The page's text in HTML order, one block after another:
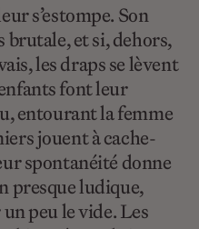
s’estompe. Son
brutale, et si, dehors,
les draps se lèvent
font leur
entourant la femme
jouent à cache-
spontanéité donne
presque ludique,
peu le vide. Les